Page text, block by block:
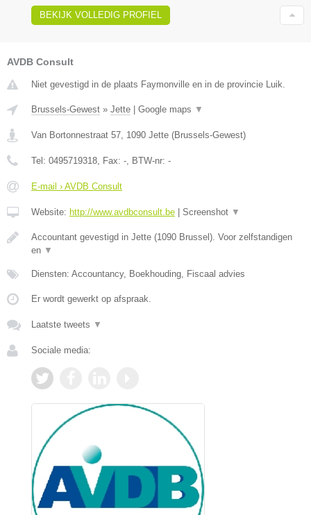
BEKIJK VOLLEDIG PROFIEL
AVDB Consult
Niet gevestigd in de plaats Faymonville en in de provincie Luik.
Brussels-Gewest » Jette | Google maps ▼
Van Bortonnestraat 57 1090 Jette (Brussels-Gewest)
Tel: 0495719318 , Fax: - , BTW-nr: -
E-mail › AVDB Consult
Website: http://www.avdbconsult.be | Screenshot ▼
Accountant gevestigd in Jette (1090 Brussel). Voor zelfstandigen
en ▼
Diensten: Accountancy, Boekhouding, Fiscaal advies
Er wordt gewerkt op afspraak.
Laatste tweets ▼
Sociale media: